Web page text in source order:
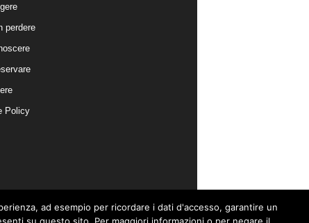
perdere
Policy
ad esempio per ricordare i dati d'accesso, garantire un